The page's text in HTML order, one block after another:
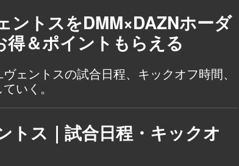
トスをDMM×DAZNホーダ
得＆ポイントもらえる
ェントスの試合日程、キックオフ時間、
いく。
トス｜試合日程・キックオ